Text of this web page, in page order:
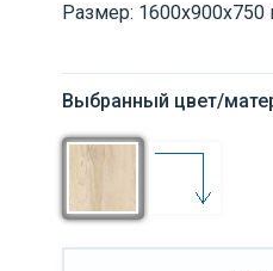
Размер:
Выбранный цвет/